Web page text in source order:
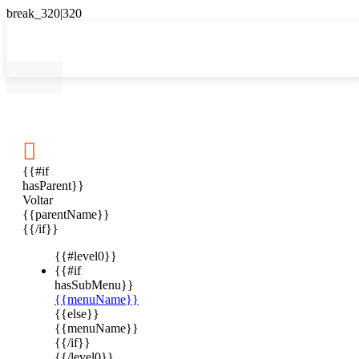

{{#if
hasParent}}
Voltar
{{parentName}}
{{/if}}
{{#level0}}
{{#if
hasSubMenu}}
{{menuName}}
{{else}}
{{menuName}}
{{/if}}